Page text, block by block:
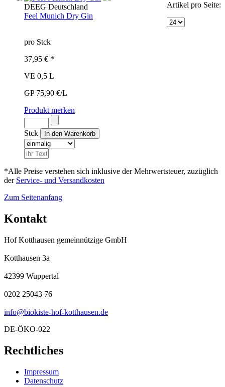
Artikel pro Seite:
DEEG Deutschland
Feel Munich Dry Gin
pro Stck
37,95 € *
VE 0,5 L
GP 75,90 €/L
Produkt merken
Stck
*Alle Preise verstehen sich inklusive der Mehrwertsteuer, zuzüglich
der Service- und Versandkosten
Zum Seitenanfang
Kontakt
Hof Kotthausen gemeinnützige GmbH
Kotthausen 3a
42399 Wuppertal
0202 25043 76
info@biokiste-hof-kotthausen.de
DE-ÖKO-022
Rechtliches
Impressum
Datenschutz